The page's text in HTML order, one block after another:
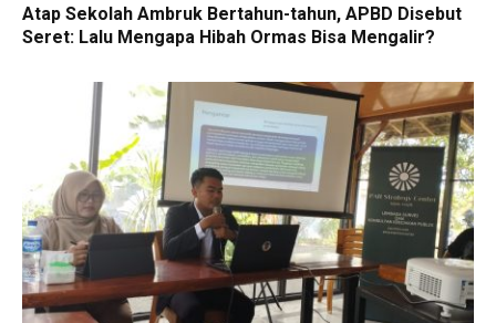
Atap Sekolah Ambruk Bertahun-tahun, APBD Disebut
Seret: Lalu Mengapa Hibah Ormas Bisa Mengalir?